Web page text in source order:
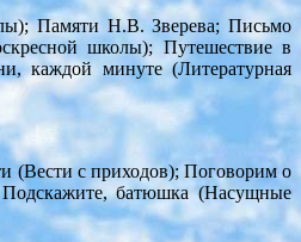
Памяти Н.В. Зверева; Письмо
школы); Путешествие в
каждой минуте (Литературная
(Вести с приходов); Поговорим о
Подскажите, батюшка (Насущные